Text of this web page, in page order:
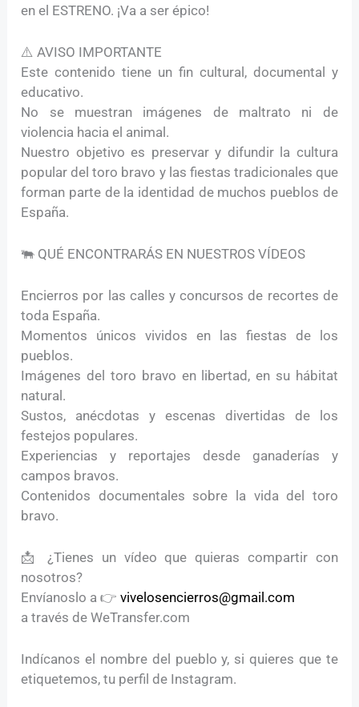
en el ESTRENO. ¡Va a ser épico!
⚠️ AVISO IMPORTANTE
Este contenido tiene un fin cultural, documental y
educativo.
No se muestran imágenes de maltrato ni de
violencia hacia el animal.
Nuestro objetivo es preservar y difundir la cultura
popular del toro bravo y las fiestas tradicionales que
forman parte de la identidad de muchos pueblos de
España.
🐃 QUÉ ENCONTRARÁS EN NUESTROS VÍDEOS
Encierros por las calles y concursos de recortes de
toda España.
Momentos únicos vividos en las fiestas de los
pueblos.
Imágenes del toro bravo en libertad, en su hábitat
natural.
Sustos, anécdotas y escenas divertidas de los
festejos populares.
Experiencias y reportajes desde ganaderías y
campos bravos.
Contenidos documentales sobre la vida del toro
bravo.
📩 ¿Tienes un vídeo que quieras compartir con
nosotros?
Envíanoslo a 👉vivelosencierros@gmail.com
a través de WeTransfer.com
Indícanos el nombre del pueblo y, si quieres que te
etiquetemos, tu perfil de Instagram.